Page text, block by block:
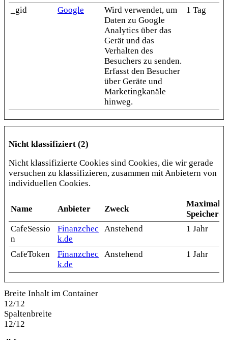
_gid Google
Wird verwendet, um
Daten zu Google
Analytics über das
Gerät und das
Verhalten des
Besuchers zu senden.
Erfasst den Besucher
über Geräte und
Marketingkanäle
hinweg.
1 Tag
Nicht klassifiziert (2)
Nicht klassifizierte Cookies sind Cookies, die wir gerade
versuchen zu klassifizieren, zusammen mit Anbietern von
individuellen Cookies.
Name Anbieter Zweck
Maximale
CafeSessio
n
Finanzchec
k.de
Anstehend 1 Jahr
CafeToken
Finanzchec
k.de
Anstehend 1 Jahr
Breite Inhalt im Container
12/12
Spaltenbreite
12/12